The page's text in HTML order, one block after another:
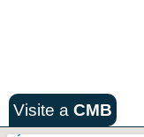
Visite a CMB